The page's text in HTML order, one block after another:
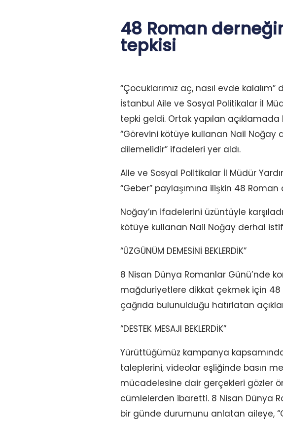
48 Roman
tepkisi
“Çocuklarımız aç, nasıl evde
İstanbul Aile ve Sosyal Politikalar İl
tepki geldi. Ortak yapılan açıklamada
“Görevini kötüye kullanan Nail
dilemelidir” ifadeleri yer aldı.
Aile ve Sosyal Politikalar İl Müdür
“Geber” paylaşımına ilişkin 48
Noğay’ın ifadelerini üzüntüyle
kötüye kullanan Nail Noğay derhal
“ÜZGÜNÜM DEMESİNİ BEKLERDİK”
8 Nisan Dünya Romanlar Günü’nde
mağduriyetlere dikkat çekmek için 48
çağrıda bulunulduğu hatırlatan
“DESTEK MESAJI BEKLERDİK”
Yürüttüğümüz kampanya
taleplerini, videolar eşliğinde basın
mücadelesine dair gerçekleri gözler
cümlelerden ibaretti. 8 Nisan Dünya
bir günde durumunu anlatan aileye,